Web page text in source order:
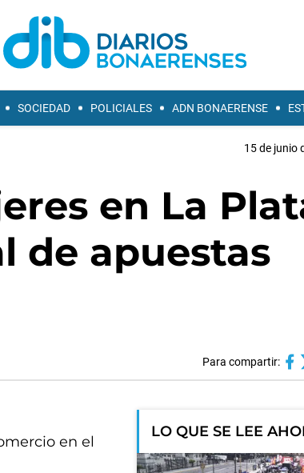
SOCIEDAD POLICIALES ADN BONAERENSE
15 de junio
en La
de apuestas
Para compartir:
en el
LO QUE SE LEE